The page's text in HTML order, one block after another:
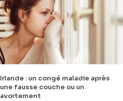
Irlande : un congé maladie après
une fausse couche ou un
avortement